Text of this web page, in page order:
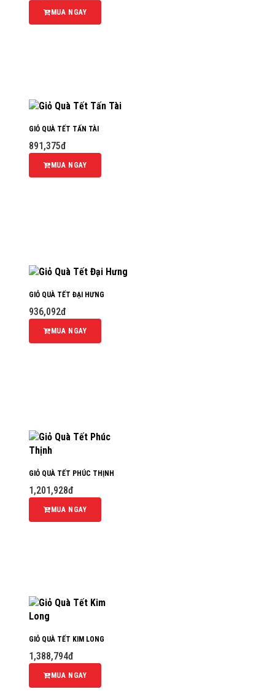
MUA NGAY
GIỎ QUÀ TẾT TẤN TÀI
891,375đ
MUA NGAY
GIỎ QUÀ TẾT ĐẠI HƯNG
936,092đ
MUA NGAY
GIỎ QUÀ TẾT PHÚC THỊNH
1,201,928đ
MUA NGAY
GIỎ QUÀ TẾT KIM LONG
1,388,794đ
MUA NGAY